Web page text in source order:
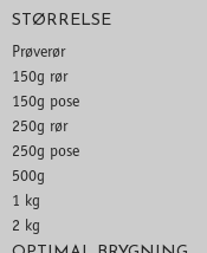
STØRRELSE
Prøverør
150g rør
150g pose
250g rør
250g pose
500g
1 kg
2 kg